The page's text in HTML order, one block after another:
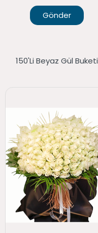
Gönder
150'li Beyaz Gül Buketi